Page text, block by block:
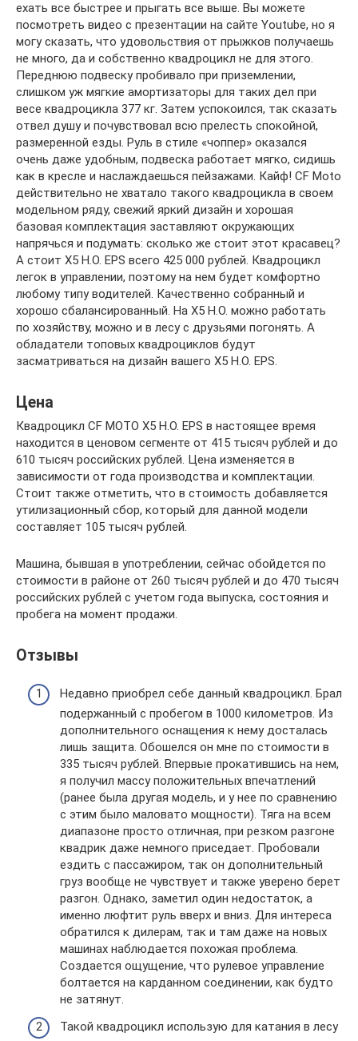
ехать все быстрее и прыгать все выше. Вы можете
посмотреть видео с презентации на сайте Youtube, но я
могу сказать, что удовольствия от прыжков получаешь
не много, да и собственно квадроцикл не для этого.
Переднюю подвеску пробивало при приземлении,
слишком уж мягкие амортизаторы для таких дел при
весе квадроцикла 377 кг. Затем успокоился, так сказать
отвел душу и почувствовал всю прелесть спокойной,
размеренной езды. Руль в стиле «чоппер» оказался
очень даже удобным, подвеска работает мягко, сидишь
как в кресле и наслаждаешься пейзажами. Кайф! CF Moto
действительно не хватало такого квадроцикла в своем
модельном ряду, свежий яркий дизайн и хорошая
базовая комплектация заставляют окружающих
напрячься и подумать: сколько же стоит этот красавец?
А стоит Х5 Н.О. EPS всего 425 000 рублей. Квадроцикл
легок в управлении, поэтому на нем будет комфортно
любому типу водителей. Качественно собранный и
хорошо сбалансированный. На Х5 Н.О. можно работать
по хозяйству, можно и в лесу с друзьями погонять. А
обладатели топовых квадроциклов будут
засматриваться на дизайн вашего Х5 Н.О. EPS.
Цена
Квадроцикл CF MOTO X5 H.O. EPS в настоящее время
находится в ценовом сегменте от 415 тысяч рублей и до
610 тысяч российских рублей. Цена изменяется в
зависимости от года производства и комплектации.
Стоит также отметить, что в стоимость добавляется
утилизационный сбор, который для данной модели
составляет 105 тысяч рублей.
Машина, бывшая в употреблении, сейчас обойдется по
стоимости в районе от 260 тысяч рублей и до 470 тысяч
российских рублей с учетом года выпуска, состояния и
пробега на момент продажи.
Отзывы
Недавно приобрел себе данный квадроцикл. Брал
подержанный с пробегом в 1000 километров. Из
дополнительного оснащения к нему досталась
лишь защита. Обошелся он мне по стоимости в
335 тысяч рублей. Впервые прокатившись на нем,
я получил массу положительных впечатлений
(ранее была другая модель, и у нее по сравнению
с этим было маловато мощности). Тяга на всем
диапазоне просто отличная, при резком разгоне
квадрик даже немного приседает. Пробовали
ездить с пассажиром, так он дополнительный
груз вообще не чувствует и также уверено берет
разгон. Однако, заметил один недостаток, а
именно люфтит руль вверх и вниз. Для интереса
обратился к дилерам, так и там даже на новых
машинах наблюдается похожая проблема.
Создается ощущение, что рулевое управление
болтается на карданном соединении, как будто
не затянут.
Такой квадроцикл использую для катания в лесу